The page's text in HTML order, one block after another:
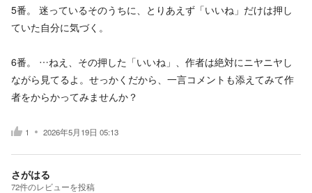
5番。​ 迷っているそのうちに、とりあえず「いいね」だけは押し
ていた自分に気づく。
6番。​ …ねえ、その押した「いいね」、作者は絶対にニヤニヤし
ながら見てるよ。せっかくだから、一言コメントも添えてみて作
者をからかってみませんか？
1 2026年5月19日 05:13
さがはる
72件のレビューを投稿